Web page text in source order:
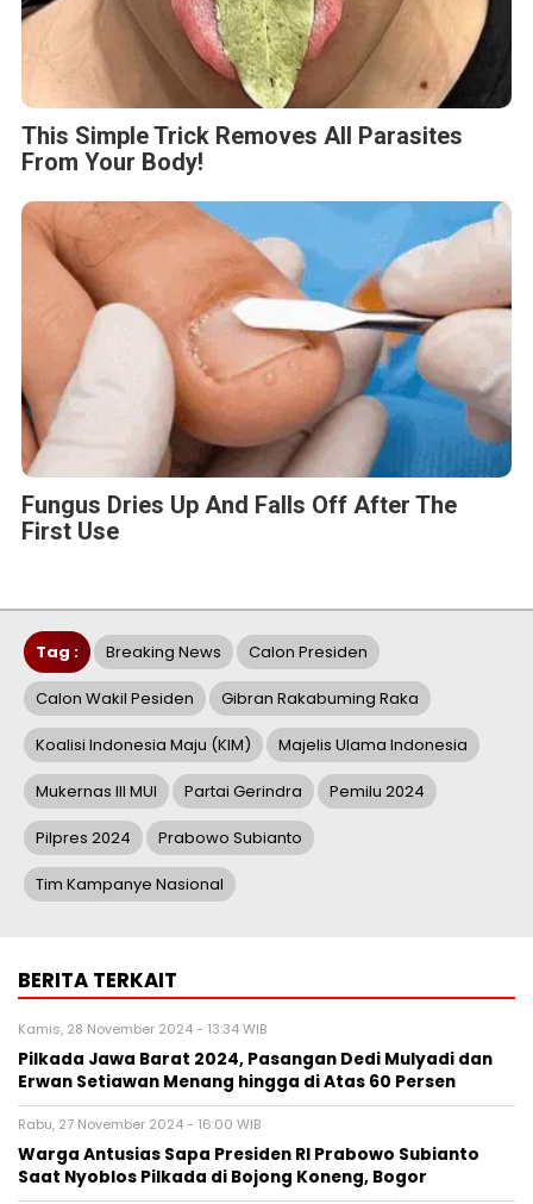
This Simple Trick Removes All Parasites
From Your Body!
Fungus Dries Up And Falls Off After The
First Use
Tag : Breaking News Calon Presiden
Calon Wakil Pesiden Gibran Rakabuming Raka
Koalisi Indonesia Maju (KIM) Majelis Ulama Indonesia
Mukernas III MUI Partai Gerindra Pemilu 2024
Pilpres 2024 Prabowo Subianto
Tim Kampanye Nasional
BERITA TERKAIT
Kamis, 28 November 2024 - 13:34 WIB
Pilkada Jawa Barat 2024, Pasangan Dedi Mulyadi dan
Erwan Setiawan Menang hingga di Atas 60 Persen
Rabu, 27 November 2024 - 16:00 WIB
Warga Antusias Sapa Presiden RI Prabowo Subianto
Saat Nyoblos Pilkada di Bojong Koneng, Bogor